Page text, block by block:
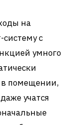
на
систему с
умного
в помещении,
учатся